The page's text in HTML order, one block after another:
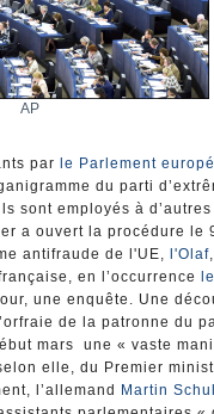
AP
par
le Parlement
du parti
sont employés à
a ouvert la procédure le
antifraude de l'UE,
l'Olaf
en l’occurrence
une enquête. Une
de la patronne du
mars une « vaste
elle, du Premier
l’allemand
Martin